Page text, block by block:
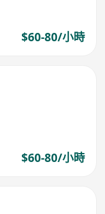
$60-80/小時
$60-80/小時